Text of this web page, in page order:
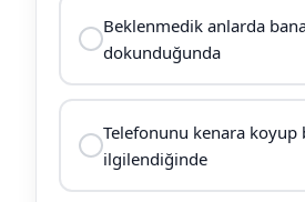
Beklenmedik anlarda
dokunduğunda
Telefonunu kenara koyup
ilgilendiğinde